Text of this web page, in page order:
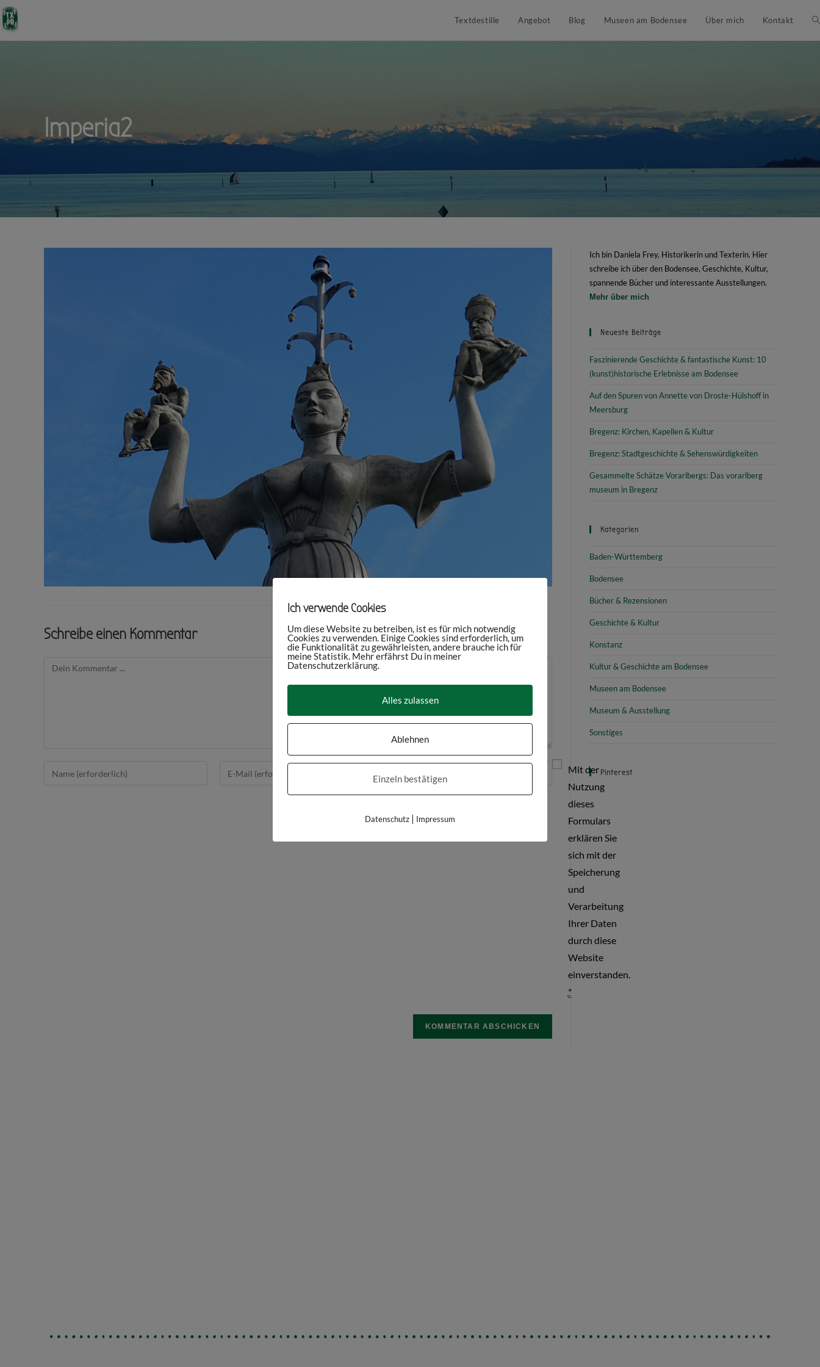
Textdestille Angebot Blog Museen am Bodensee Über mich Kontakt
Imperia2
Schreibe einen Kommentar
Mit der
Nutzung
dieses
Formulars
erklären Sie
sich mit der
Speicherung
und
Verarbeitung
Ihrer Daten
durch diese
Website
einverstanden.
*
Ich bin Daniela Frey, Historikerin und Texterin. Hier
schreibe ich über den Bodensee, Geschichte, Kultur,
spannende Bücher und interessante Ausstellungen.
Mehr über mich
Neueste Beiträge
Faszinierende Geschichte & fantastische Kunst: 10
(kunst)historische Erlebnisse am Bodensee
Auf den Spuren von Annette von Droste-Hülshoff in
Meersburg
Bregenz: Kirchen, Kapellen & Kultur
Bregenz: Stadtgeschichte & Sehenswürdigkeiten
Gesammelte Schätze Vorarlbergs: Das vorarlberg
museum in Bregenz
Kategorien
Baden-Württemberg
Bodensee
Bücher & Rezensionen
Geschichte & Kultur
Konstanz
Kultur & Geschichte am Bodensee
Museen am Bodensee
Museum & Ausstellung
Sonstiges
Pinterest
Ich verwende Cookies
Um diese Website zu betreiben, ist es für mich notwendig
Cookies zu verwenden. Einige Cookies sind erforderlich, um
die Funktionalität zu gewährleisten, andere brauche ich für
meine Statistik. Mehr erfährst Du in meiner
Datenschutzerklärung.
Alles zulassen
Ablehnen
Einzeln bestätigen
Datenschutz | Impressum